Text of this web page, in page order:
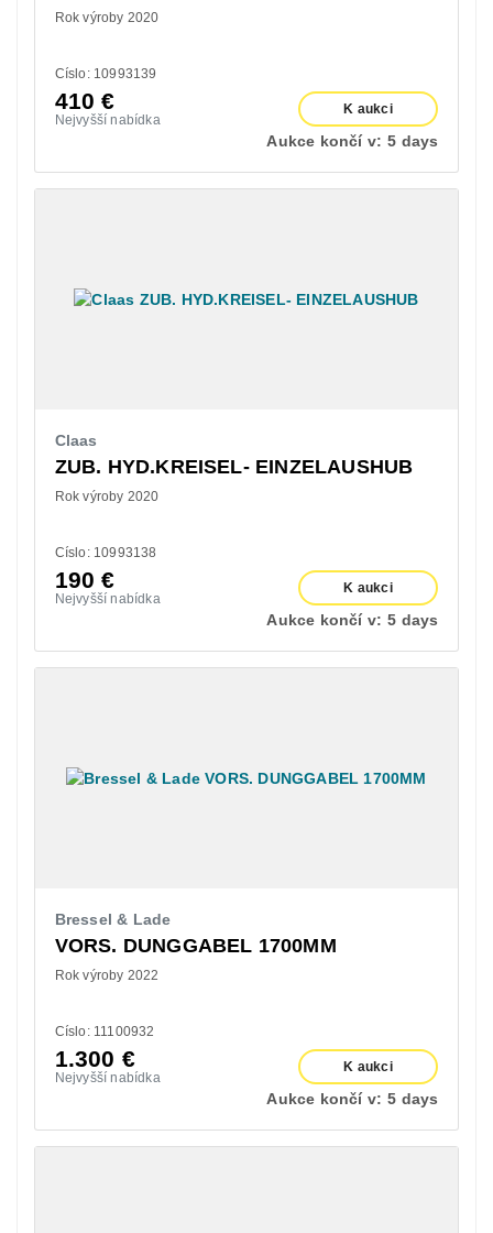
Rok výroby 2020
Císlo: 10993139
410€
Nejvyšší nabídka
K aukci
Aukce končí v: 5 days
Claas
ZUB. HYD.KREISEL- EINZELAUSHUB
Rok výroby 2020
Císlo: 10993138
190€
Nejvyšší nabídka
K aukci
Aukce končí v: 5 days
Bressel & Lade
VORS. DUNGGABEL 1700MM
Rok výroby 2022
Císlo: 11100932
1.300 €
Nejvyšší nabídka
K aukci
Aukce končí v: 5 days